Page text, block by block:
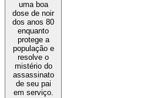
uma boa
dose de noir
dos anos 80
enquanto
protege a
população e
resolve o
mistério do
assassinato
de seu pai
em serviço.